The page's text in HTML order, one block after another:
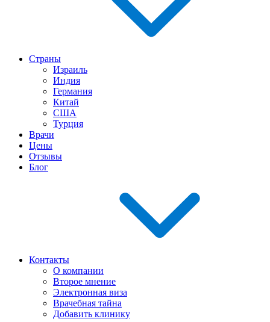
Страны
Израиль
Индия
Германия
Китай
США
Турция
Врачи
Цены
Отзывы
Блог
Контакты
О компании
Второе мнение
Электронная виза
Врачебная тайна
Добавить клинику